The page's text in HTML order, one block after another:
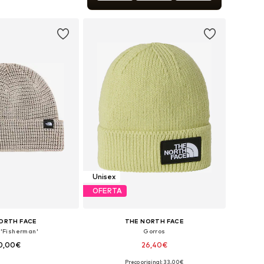
FACE
Unisex
OFERTA
THE NORTH FACE
Gorros
26,40€
Preço original: 33,00€